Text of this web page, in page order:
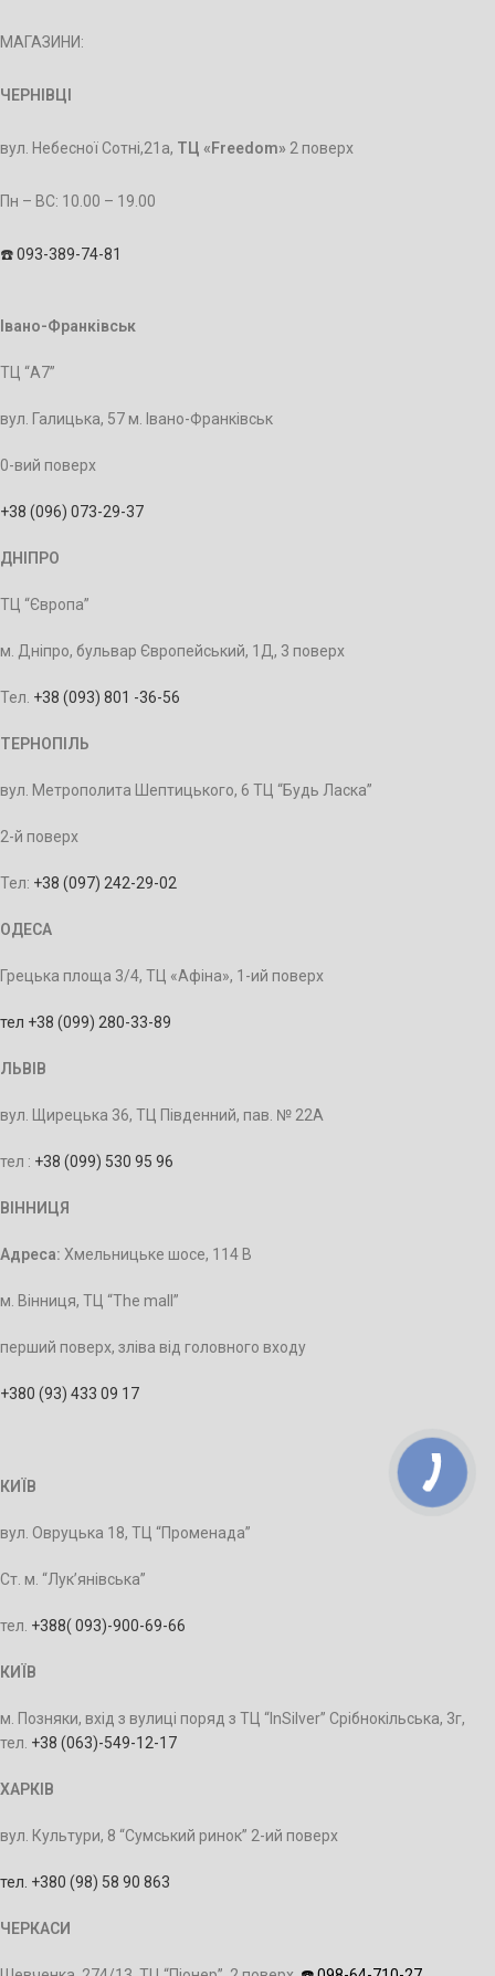
МАГАЗИНИ:
ЧЕРНІВЦІ
вул. Небесної Сотні,21а, ТЦ «Freedom» 2 поверх
Пн – BC: 10.00 – 19.00
☎️ 093-389-74-81
Івано-Франківськ
ТЦ “А7”
вул. Галицька, 57 м. Івано-Франківськ
0-вий поверх
+38 (096) 073-29-37
ДНІПРО
ТЦ “Європа”
м. Дніпро, бульвар Європейський, 1Д, 3 поверх
Тел. +38 (093) 801 -36-56
ТЕРНОПІЛЬ
вул. Метрополита Шептицького, 6 ТЦ “Будь Ласка”
2-й поверх
Тел: +38 (097) 242-29-02
ОДЕСА
Грецька площа 3/4, ТЦ «Афіна», 1-ий поверх
тел +38 (099) 280-33-89
ЛЬВІВ
вул. Щирецька 36, ТЦ Південний, пав. № 22А
тел : +38 (099) 530 95 96
ВІННИЦЯ
Адреса: Хмельницьке шосе, 114 В
м. Вінниця, ТЦ “The mall”
перший поверх, зліва від головного входу
+380 (93) 433 09 17
КИЇВ
вул. Овруцька 18, ТЦ “Променада”
Ст. м. “Лук’янівська”
тел. +388‭( 093)-900-69-66
КИЇВ
м. Позняки, вхід з вулиці поряд з ТЦ “InSilver” Срібнокільська, 3г,
тел. +38 ‭(063)-549-12-17
ХАРКІВ
вул. Культури, 8 “Сумський ринок” 2-ий поверх
тел. +380 (98) 58 90 863
ЧЕРКАСИ